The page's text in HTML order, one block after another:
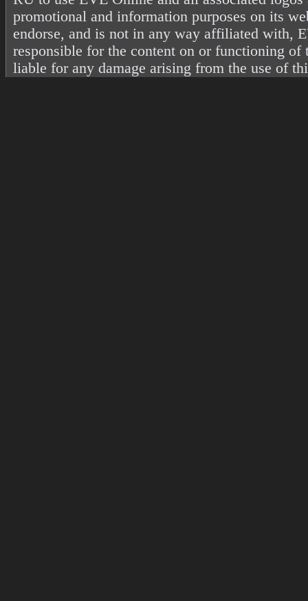
promotional and information purposes on its
endorse, and is not in any way affiliated with,
responsible for the content on or functioning of
liable for any damage arising from the use of